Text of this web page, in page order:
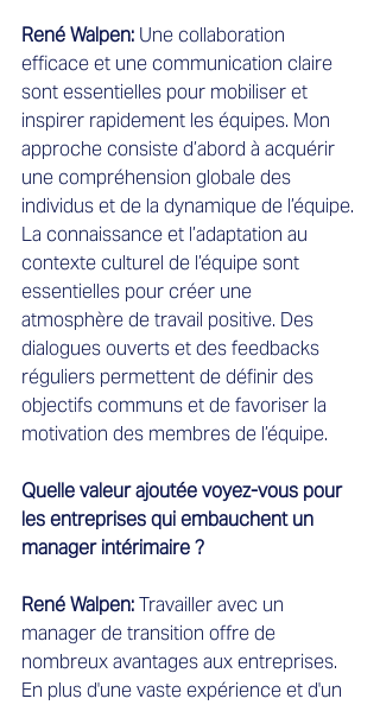
René Walpen: Une collaboration
efficace et une communication claire
sont essentielles pour mobiliser et
inspirer rapidement les équipes. Mon
approche consiste d’abord à acquérir
une compréhension globale des
individus et de la dynamique de l’équipe.
La connaissance et l’adaptation au
contexte culturel de l’équipe sont
essentielles pour créer une
atmosphère de travail positive. Des
dialogues ouverts et des feedbacks
réguliers permettent de définir des
objectifs communs et de favoriser la
motivation des membres de l’équipe.
Quelle valeur ajoutée voyez-vous pour
les entreprises qui embauchent un
manager intérimaire ?
René Walpen: Travailler avec un
manager de transition offre de
nombreux avantages aux entreprises.
En plus d'une vaste expérience et d'un